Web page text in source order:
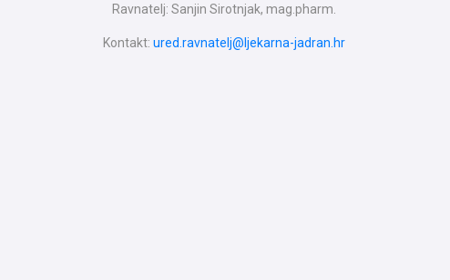
Ravnatelj: Sanjin Sirotnjak, mag.pharm.
Kontakt: ured.ravnatelj@ljekarna-jadran.hr